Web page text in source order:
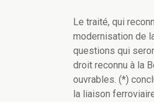
Le traité, qui
modernisation de
questions qui
droit reconnu à la
ouvrables. (*)
la liaison